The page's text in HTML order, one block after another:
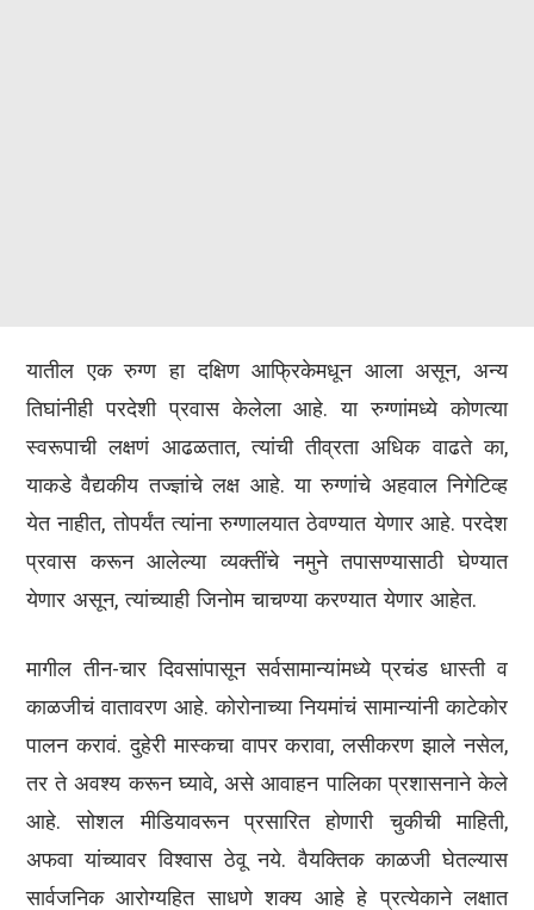
यातील एक रुग्ण हा दक्षिण आफ्रिकेमधून आला असून, अन्य
तिघांनीही परदेशी प्रवास केलेला आहे. या रुग्णांमध्ये कोणत्या
स्वरूपाची लक्षणं आढळतात, त्यांची तीव्रता अधिक वाढते का,
याकडे वैद्यकीय तज्ज्ञांचे लक्ष आहे. या रुग्णांचे अहवाल निगेटिव्ह
येत नाहीत, तोपर्यंत त्यांना रुग्णालयात ठेवण्यात येणार आहे. परदेश
प्रवास करून आलेल्या व्यक्तींचे नमुने तपासण्यासाठी घेण्यात
येणार असून, त्यांच्याही जिनोम चाचण्या करण्यात येणार आहेत.
मागील तीन-चार दिवसांपासून सर्वसामान्यांमध्ये प्रचंड धास्ती व
काळजीचं वातावरण आहे. कोरोनाच्या नियमांचं सामान्यांनी काटेकोर
पालन करावं. दुहेरी मास्कचा वापर करावा, लसीकरण झाले नसेल,
तर ते अवश्य करून घ्यावे, असे आवाहन पालिका प्रशासनाने केले
आहे. सोशल मीडियावरून प्रसारित होणारी चुकीची माहिती,
अफवा यांच्यावर विश्वास ठेवू नये. वैयक्तिक काळजी घेतल्यास
सार्वजनिक आरोग्यहित साधणे शक्य आहे हे प्रत्येकाने लक्षात